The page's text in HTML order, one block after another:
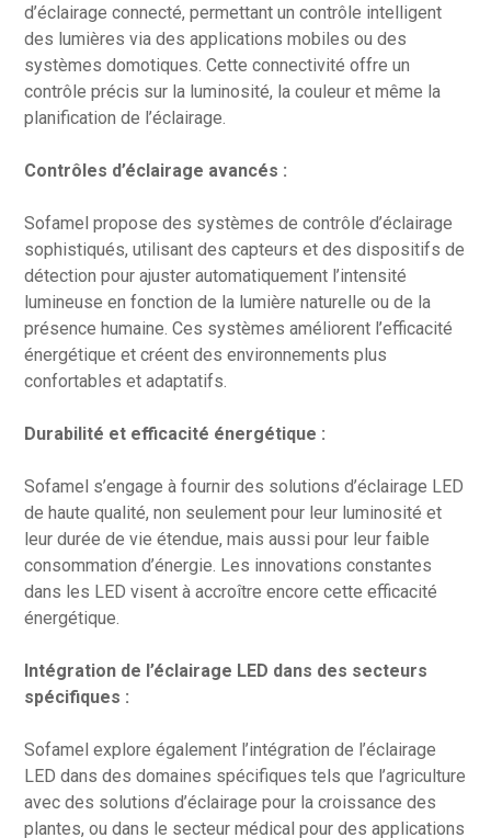
d’éclairage connecté, permettant un contrôle intelligent
des lumières via des applications mobiles ou des
systèmes domotiques. Cette connectivité offre un
contrôle précis sur la luminosité, la couleur et même la
planification de l’éclairage.
Contrôles d’éclairage avancés :
Sofamel propose des systèmes de contrôle d’éclairage
sophistiqués, utilisant des capteurs et des dispositifs de
détection pour ajuster automatiquement l’intensité
lumineuse en fonction de la lumière naturelle ou de la
présence humaine. Ces systèmes améliorent l’efficacité
énergétique et créent des environnements plus
confortables et adaptatifs.
Durabilité et efficacité énergétique :
Sofamel s’engage à fournir des solutions d’éclairage LED
de haute qualité, non seulement pour leur luminosité et
leur durée de vie étendue, mais aussi pour leur faible
consommation d’énergie. Les innovations constantes
dans les LED visent à accroître encore cette efficacité
énergétique.
Intégration de l’éclairage LED dans des secteurs
spécifiques :
Sofamel explore également l’intégration de l’éclairage
LED dans des domaines spécifiques tels que l’agriculture
avec des solutions d’éclairage pour la croissance des
plantes, ou dans le secteur médical pour des applications